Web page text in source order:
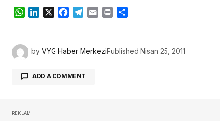
WhatsApp
LinkedIn
X Facebook
Telegram
Email Print
by VYG Haber MerkeziPublished Nisan 25, 2011
ADD A COMMENT
REKLAM